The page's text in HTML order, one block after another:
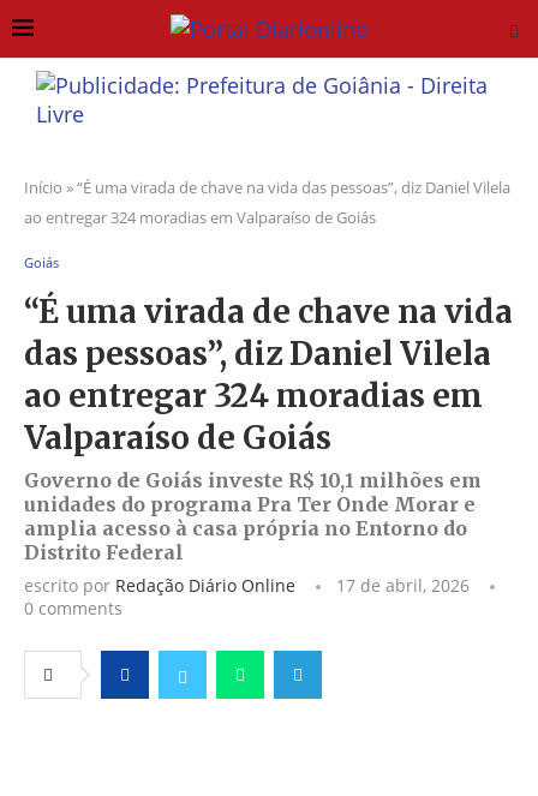
Início »“É uma virada de chave na vida das pessoas”, diz Daniel Vilela
ao entregar 324 moradias em Valparaíso de Goiás
Goiás
“É uma virada de chave na vida
das pessoas”, diz Daniel Vilela
ao entregar 324 moradias em
Valparaíso de Goiás
Governo de Goiás investe R$ 10,1 milhões em
unidades do programa Pra Ter Onde Morar e
amplia acesso à casa própria no Entorno do
Distrito Federal
escrito por Redação Diário Online
17 de abril, 2026
0 comments